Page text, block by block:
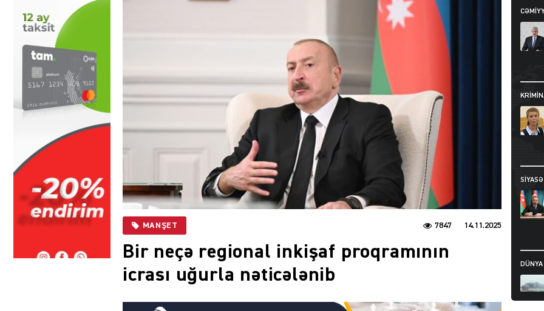
MANŞET 14.11.2025
7847
Bir neçə regional inkişaf proqramının
icrası uğurla nəticələnib
DÜNYA